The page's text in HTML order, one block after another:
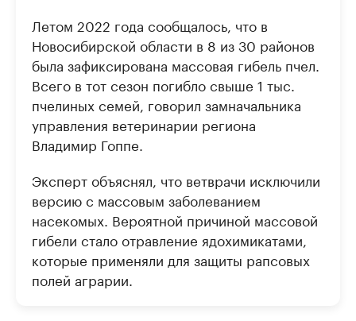
Летом 2022 года сообщалось, что в
Новосибирской области в 8 из 30 районов
была зафиксирована массовая гибель пчел.
Всего в тот сезон погибло свыше 1 тыс.
пчелиных семей, говорил замначальника
управления ветеринарии региона
Владимир Гоппе.
Эксперт объяснял, что ветврачи исключили
версию с массовым заболеванием
насекомых. Вероятной причиной массовой
гибели стало отравление ядохимикатами,
которые применяли для защиты рапсовых
полей аграрии.